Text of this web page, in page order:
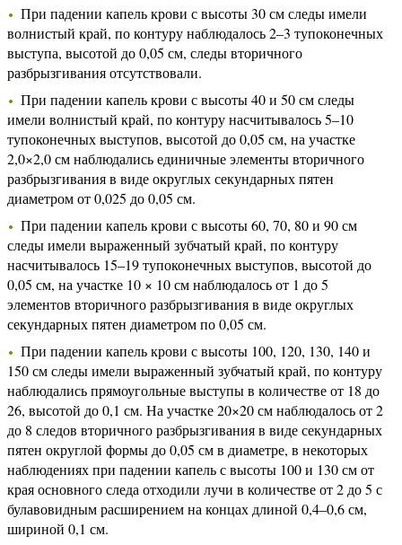
При падении капель крови с высоты 30 см следы имели
волнистый край, по контуру наблюдалось 2–3 тупоконечных
выступа, высотой до 0,05 см, следы вторичного
разбрызгивания отсутствовали.
При падении капель крови с высоты 40 и 50 см следы
имели волнистый край, по контуру насчитывалось 5–10
тупоконечных выступов, высотой до 0,05 см, на участке
2,0×2,0 см наблюдались единичные элементы вторичного
разбрызгивания в виде округлых секундарных пятен
диаметром от 0,025 до 0,05 см.
При падении капель крови с высоты 60, 70, 80 и 90 см
следы имели выраженный зубчатый край, по контуру
насчитывалось 15–19 тупоконечных выступов, высотой до
0,05 см, на участке 10 × 10 см наблюдалось от 1 до 5
элементов вторичного разбрызгивания в виде округлых
секундарных пятен диаметром по 0,05 см.
При падении капель крови с высоты 100, 120, 130, 140 и
150 см следы имели выраженный зубчатый край, по контуру
наблюдались прямоугольные выступы в количестве от 18 до
26, высотой до 0,1 см. На участке 20×20 см наблюдалось от 2
до 8 следов вторичного разбрызгивания в виде секундарных
пятен округлой формы до 0,05 см в диаметре, в некоторых
наблюдениях при падении капель с высоты 100 и 130 см от
края основного следа отходили лучи в количестве от 2 до 5 с
булавовидным расширением на концах длиной 0,4–0,6 см,
шириной 0,1 см.